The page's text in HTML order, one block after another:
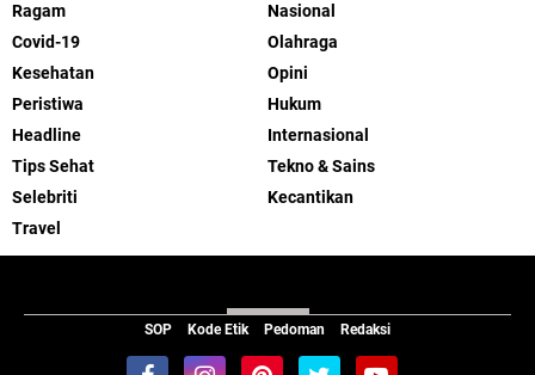
Ragam
Nasional
Covid-19
Olahraga
Kesehatan
Opini
Peristiwa
Hukum
Headline
Internasional
Tips Sehat
Tekno & Sains
Selebriti
Kecantikan
Travel
SOP Kode Etik Pedoman Redaksi